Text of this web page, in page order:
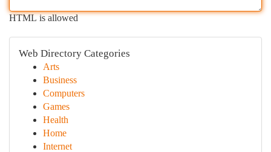
HTML is allowed
Web Directory Categories
Arts
Business
Computers
Games
Health
Home
Internet